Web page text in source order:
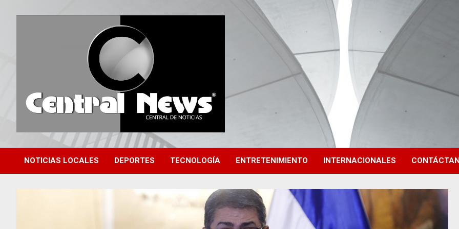
Central News HN
Central de Noticias
NOTICIAS LOCALES DEPORTES TECNOLOGÍA ENTRETENIMIENTO INTERNACIONALES